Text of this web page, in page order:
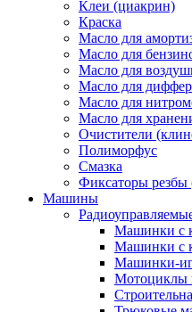
Клеи (циакрин)
Краска
Масло для
Масло для
Масло для
Масло для
Масло для
Масло для
Очистители
Полиморфус
Смазка
Фиксаторы резбы
Машины
Машинки с
Машинки с
Машинки-
Мотоциклы